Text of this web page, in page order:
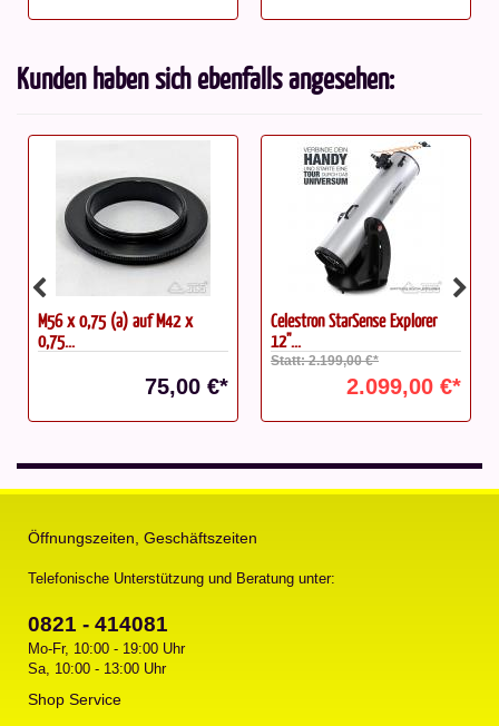
Kunden haben sich ebenfalls angesehen:
M56 x 0,75 (a) auf M42 x
0,75...
75,00 €*
Celestron StarSense Explorer
12"...
Statt: 2.199,00 €*
2.099,00 €*
Öffnungszeiten, Geschäftszeiten
Telefonische Unterstützung und Beratung unter:
0821 - 414081
Mo-Fr, 10:00 - 19:00 Uhr
Sa, 10:00 - 13:00 Uhr
Shop Service